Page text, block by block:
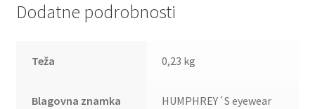
Dodatne podrobnosti
Teža 0,23 kg
Blagovna znamka HUMPHREY´S eyewear